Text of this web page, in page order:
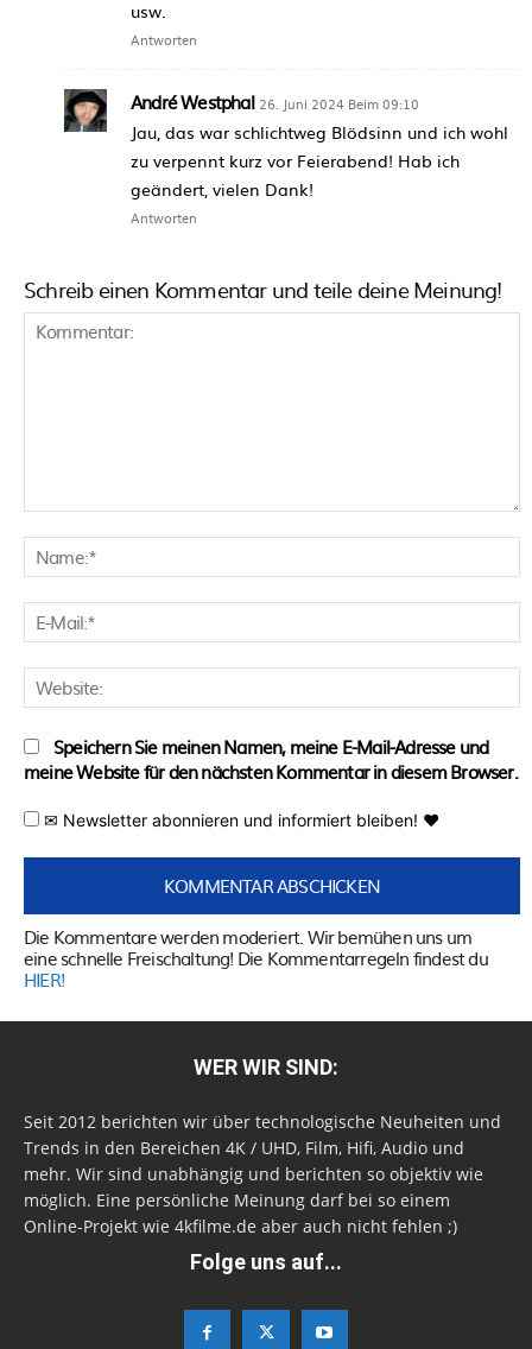
usw.
Antworten
André Westphal 26. Juni 2024 Beim 09:10
Jau, das war schlichtweg Blödsinn und ich wohl
zu verpennt kurz vor Feierabend! Hab ich
geändert, vielen Dank!
Antworten
Schreib einen Kommentar und teile deine Meinung!
Speichern Sie meinen Namen, meine E-Mail-Adresse und
meine Website für den nächsten Kommentar in diesem Browser.
✉ Newsletter abonnieren und informiert bleiben! ♥
Die Kommentare werden moderiert. Wir bemühen uns um
eine schnelle Freischaltung! Die Kommentarregeln findest du
HIER!
WER WIR SIND:
Seit 2012 berichten wir über technologische Neuheiten und
Trends in den Bereichen 4K / UHD, Film, Hifi, Audio und
mehr. Wir sind unabhängig und berichten so objektiv wie
möglich. Eine persönliche Meinung darf bei so einem
Online-Projekt wie 4kfilme.de aber auch nicht fehlen ;)
Folge uns auf...